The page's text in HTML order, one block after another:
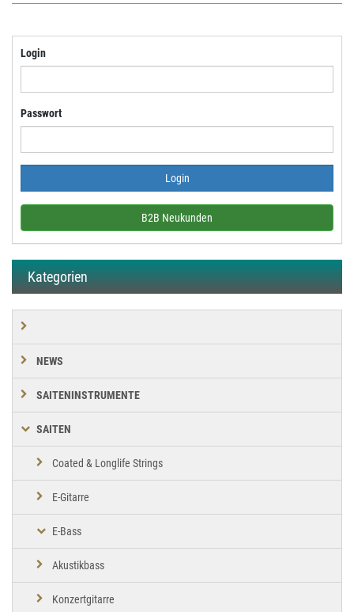
Login
Passwort
B2B Neukunden
Kategorien
NEWS
SAITENINSTRUMENTE
SAITEN
Coated & Longlife Strings
E-Gitarre
E-Bass
Akustikbass
Konzertgitarre